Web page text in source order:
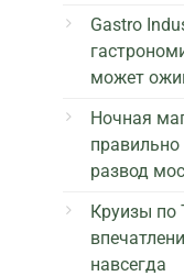
Gastro
может
Ночная
развод
Круизы по
навсегда